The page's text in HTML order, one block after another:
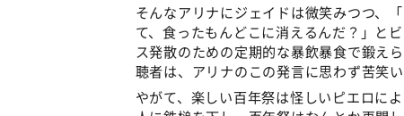
そんなアリナにジェイドは微笑みつつ、
て、食ったもんどこに消えるんだ？」と
ス発散のための定期的な暴飲暴食で鍛え
聴者は、アリナのこの発言に思わず苦笑い
やがて、楽しい百年祭は怪しいピエロ